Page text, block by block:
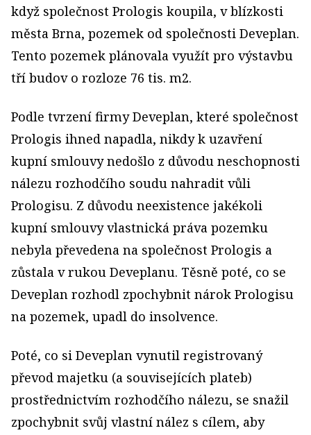
když společnost Prologis koupila, v blízkosti
města Brna, pozemek od společnosti Deveplan.
Tento pozemek plánovala využít pro výstavbu
tří budov o rozloze 76 tis. m2.
Podle tvrzení firmy Deveplan, které společnost
Prologis ihned napadla, nikdy k uzavření
kupní smlouvy nedošlo z důvodu neschopnosti
nálezu rozhodčího soudu nahradit vůli
Prologisu. Z důvodu neexistence jakékoli
kupní smlouvy vlastnická práva pozemku
nebyla převedena na společnost Prologis a
zůstala v rukou Deveplanu. Těsně poté, co se
Deveplan rozhodl zpochybnit nárok Prologisu
na pozemek, upadl do insolvence.
Poté, co si Deveplan vynutil registrovaný
převod majetku (a souvisejících plateb)
prostřednictvím rozhodčího nálezu, se snažil
zpochybnit svůj vlastní nález s cílem, aby